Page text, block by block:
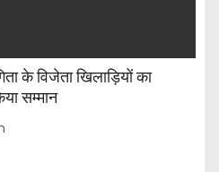
के विजेता खिलाड़ियों का
सम्मान